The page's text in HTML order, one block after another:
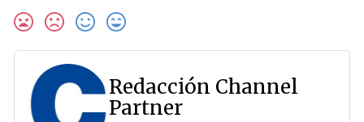
Redacción Channel
Partner